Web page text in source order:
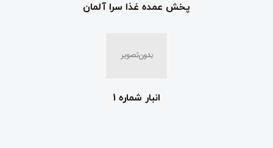
پخش عمده غذا سرا آلمان
انبار شماره 1